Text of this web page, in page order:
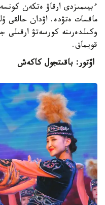
ءبيىمىزدى ارقاۋ ەتكەن
ماقسات ەتۋدە. اۋدان حالقى
وكىلدەرىنە كورسەتۋ ارقىلى
قويماق.
اۆتور: باقىتجول كاكەش